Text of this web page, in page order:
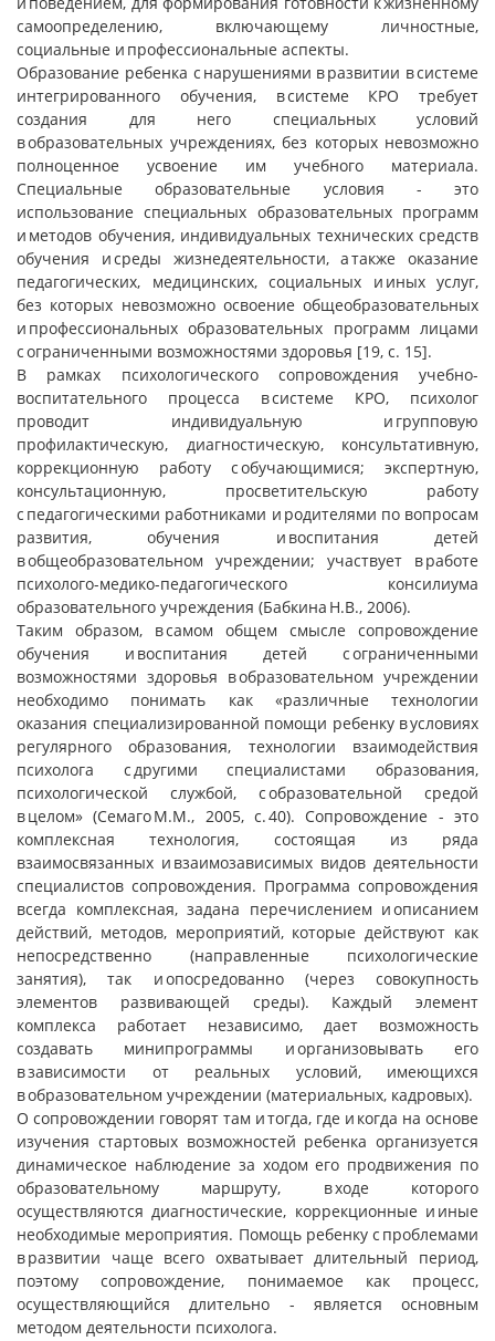
самоопределению, включающему личностные,
социальные и профессиональные аспекты.
Образование ребенка с нарушениями в развитии в системе
интегрированного обучения, в системе КРО требует
создания для него специальных условий
в образовательных учреждениях, без которых невозможно
полноценное усвоение им учебного материала.
Специальные образовательные условия - это
использование специальных образовательных программ
и методов обучения, индивидуальных технических средств
обучения и среды жизнедеятельности, а также оказание
педагогических, медицинских, социальных и иных услуг,
без которых невозможно освоение общеобразовательных
и профессиональных образовательных программ лицами
с ограниченными возможностями здоровья [19, с. 15].
В рамках психологического сопровождения учебно-
воспитательного процесса в системе КРО, психолог
проводит индивидуальную и групповую
профилактическую, диагностическую, консультативную,
коррекционную работу с обучающимися; экспертную,
консультационную, просветительскую работу
с педагогическими работниками и родителями по вопросам
развития, обучения и воспитания детей
в общеобразовательном учреждении; участвует в работе
психолого-медико-педагогического консилиума
образовательного учреждения (Бабкина Н.В., 2006).
Таким образом, в самом общем смысле сопровождение
обучения и воспитания детей с ограниченными
возможностями здоровья в образовательном учреждении
необходимо понимать как «различные технологии
оказания специализированной помощи ребенку в условиях
регулярного образования, технологии взаимодействия
психолога с другими специалистами образования,
психологической службой, с образовательной средой
в целом» (Семаго М.М., 2005, с. 40). Сопровождение - это
комплексная технология, состоящая из ряда
взаимосвязанных и взаимозависимых видов деятельности
специалистов сопровождения. Программа сопровождения
всегда комплексная, задана перечислением и описанием
действий, методов, мероприятий, которые действуют как
непосредственно (направленные психологические
занятия), так и опосредованно (через совокупность
элементов развивающей среды). Каждый элемент
комплекса работает независимо, дает возможность
создавать минипрограммы и организовывать его
в зависимости от реальных условий, имеющихся
в образовательном учреждении (материальных, кадровых).
О сопровождении говорят там и тогда, где и когда на основе
изучения стартовых возможностей ребенка организуется
динамическое наблюдение за ходом его продвижения по
образовательному маршруту, в ходе которого
осуществляются диагностические, коррекционные и иные
необходимые мероприятия. Помощь ребенку с проблемами
в развитии чаще всего охватывает длительный период,
поэтому сопровождение, понимаемое как процесс,
осуществляющийся длительно - является основным
методом деятельности психолога.